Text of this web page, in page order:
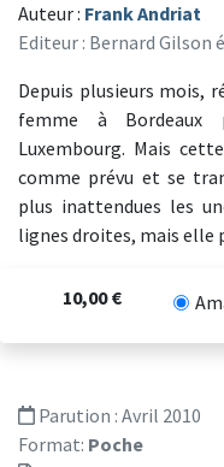
Auteur : Frank Andriat
Editeur : Bernard Gilson
Depuis plusieurs mois,
femme à Bordeaux
Luxembourg. Mais
comme prévu et se
plus inattendues les
lignes droites, mais elle
10,00 €
Parution : Avril 2010
Format: Poche